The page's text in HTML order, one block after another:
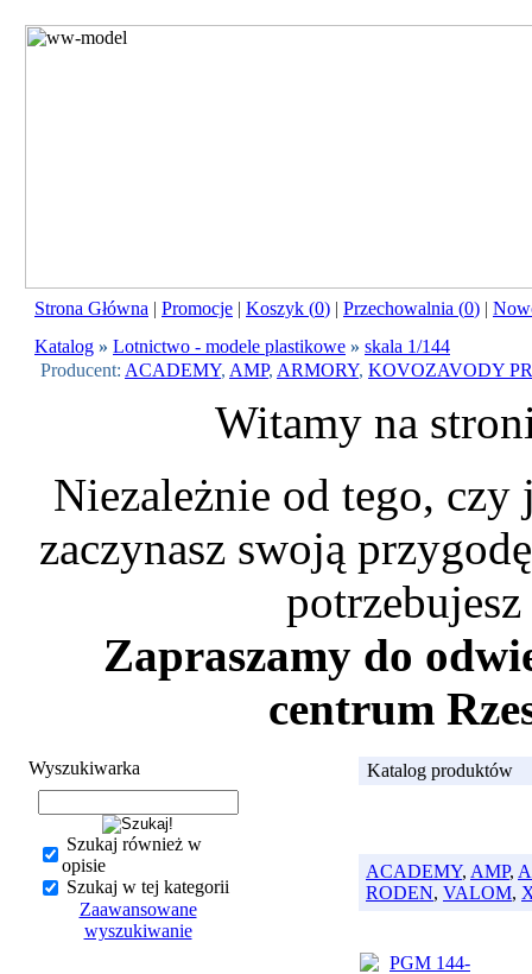
Strona Główna | Promocje | Koszyk (0) | Przechowalnia (0) |
Katalog » Lotnictwo - modele plastikowe » skala 1/144
Producent: ACADEMY, AMP, ARMORY, KOVOZAVODY
Witamy na
Niezależnie od tego, czy
zaczynasz swoją
Zapraszamy do
centrum
Wyszukiwarka
Szukaj również w
opisie
Szukaj w tej kategorii
Zaawansowane
wyszukiwanie
Katalog produktów
ACADEMY, AMP,
RODEN, VALOM,